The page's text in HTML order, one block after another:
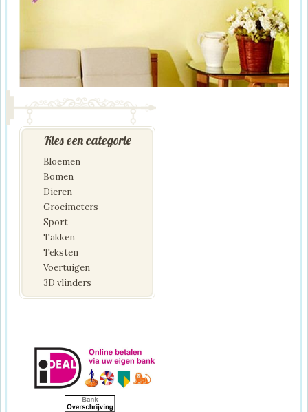
Kies een categorie
Bloemen
Bomen
Dieren
Groeimeters
Sport
Takken
Teksten
Voertuigen
3D vlinders